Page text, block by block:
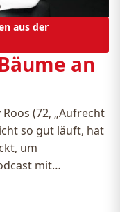
aus der
an
(72, „Aufrecht
so gut läuft, hat
um
mit…